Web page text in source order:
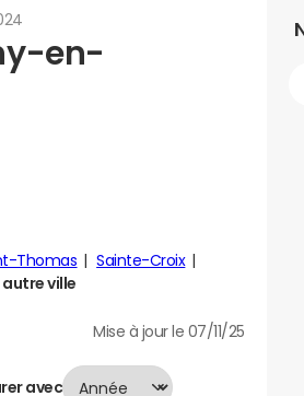
en-
Thomas
Sainte-Croix
ville
Mise à jour le 07/11/25
avec